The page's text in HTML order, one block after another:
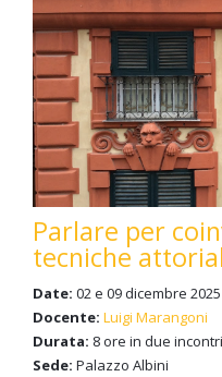
Parlare per
tecniche
Date: 02 e 09 dicembre 2025
Docente: Luigi Marangoni
Durata: 8 ore in due
Sede: Palazzo Albini